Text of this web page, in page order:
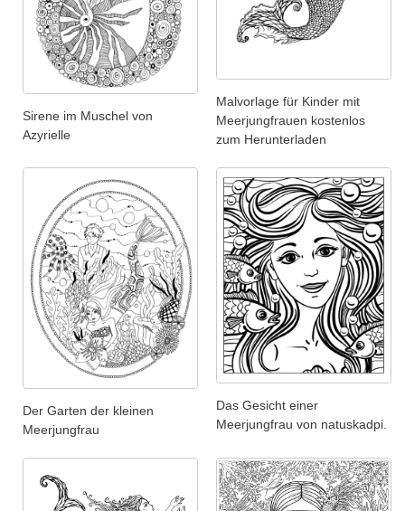
Sirene im Muschel von
Azyrielle
Malvorlage für Kinder mit
Meerjungfrauen kostenlos
zum Herunterladen
Der Garten der kleinen
Meerjungfrau
Das Gesicht einer
Meerjungfrau von natuskadpi.